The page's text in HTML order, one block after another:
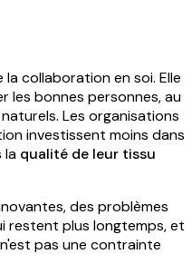
collaboration en soi. Elle
les bonnes personnes, au
Les organisations
investissent moins dans
la qualité de leur tissu
des problèmes
restent plus longtemps, et
pas une contrainte